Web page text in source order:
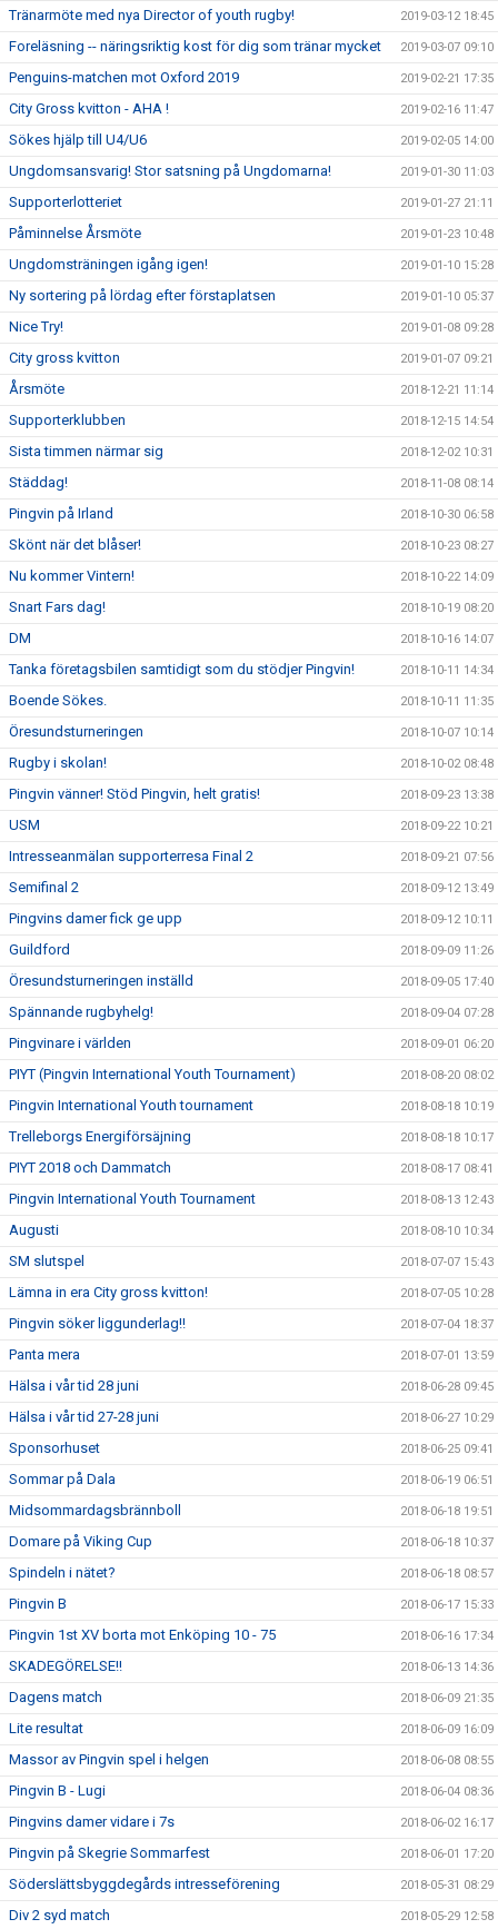
Tränarmöte med nya Director of youth rugby! 2019-03-12 18:45
Foreläsning -- näringsriktig kost för dig som tränar mycket 2019-03-07 09:10
Penguins-matchen mot Oxford 2019 2019-02-21 17:35
City Gross kvitton - AHA ! 2019-02-16 11:47
Sökes hjälp till U4/U6 2019-02-05 14:00
Ungdomsansvarig! Stor satsning på Ungdomarna! 2019-01-30 11:03
Supporterlotteriet 2019-01-27 21:11
Påminnelse Årsmöte 2019-01-23 10:48
Ungdomsträningen igång igen! 2019-01-10 15:28
Ny sortering på lördag efter förstaplatsen 2019-01-10 05:37
Nice Try! 2019-01-08 09:28
City gross kvitton 2019-01-07 09:21
Årsmöte 2018-12-21 11:14
Supporterklubben 2018-12-15 14:54
Sista timmen närmar sig 2018-12-02 10:31
Städdag! 2018-11-08 08:14
Pingvin på Irland 2018-10-30 06:58
Skönt när det blåser! 2018-10-23 08:27
Nu kommer Vintern! 2018-10-22 14:09
Snart Fars dag! 2018-10-19 08:20
DM 2018-10-16 14:07
Tanka företagsbilen samtidigt som du stödjer Pingvin! 2018-10-11 14:34
Boende Sökes. 2018-10-11 11:35
Öresundsturneringen 2018-10-07 10:14
Rugby i skolan! 2018-10-02 08:48
Pingvin vänner! Stöd Pingvin, helt gratis! 2018-09-23 13:38
USM 2018-09-22 10:21
Intresseanmälan supporterresa Final 2 2018-09-21 07:56
Semifinal 2 2018-09-12 13:49
Pingvins damer fick ge upp 2018-09-12 10:11
Guildford 2018-09-09 11:26
Öresundsturneringen inställd 2018-09-05 17:40
Spännande rugbyhelg! 2018-09-04 07:28
Pingvinare i världen 2018-09-01 06:20
PIYT (Pingvin International Youth Tournament) 2018-08-20 08:02
Pingvin International Youth tournament 2018-08-18 10:19
Trelleborgs Energiförsäjning 2018-08-18 10:17
PIYT 2018 och Dammatch 2018-08-17 08:41
Pingvin International Youth Tournament 2018-08-13 12:43
Augusti 2018-08-10 10:34
SM slutspel 2018-07-07 15:43
Lämna in era City gross kvitton! 2018-07-05 10:28
Pingvin söker liggunderlag!! 2018-07-04 18:37
Panta mera 2018-07-01 13:59
Hälsa i vår tid 28 juni 2018-06-28 09:45
Hälsa i vår tid 27-28 juni 2018-06-27 10:29
Sponsorhuset 2018-06-25 09:41
Sommar på Dala 2018-06-19 06:51
Midsommardagsbrännboll 2018-06-18 19:51
Domare på Viking Cup 2018-06-18 10:37
Spindeln i nätet? 2018-06-18 08:57
Pingvin B 2018-06-17 15:33
Pingvin 1st XV borta mot Enköping 10 - 75 2018-06-16 17:34
SKADEGÖRELSE!! 2018-06-13 14:36
Dagens match 2018-06-09 21:35
Lite resultat 2018-06-09 16:09
Massor av Pingvin spel i helgen 2018-06-08 08:55
Pingvin B - Lugi 2018-06-04 08:36
Pingvins damer vidare i 7s 2018-06-02 16:17
Pingvin på Skegrie Sommarfest 2018-06-01 17:20
Söderslättsbyggdegårds intresseförening 2018-05-31 08:29
Div 2 syd match 2018-05-29 12:58